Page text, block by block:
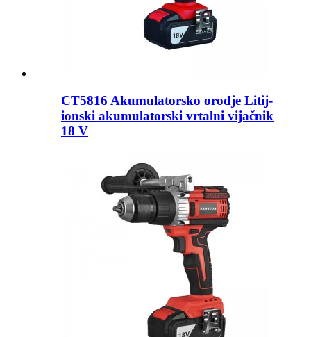
CT5816 Akumulatorsko orodje Litij-
ionski akumulatorski vrtalni vijačnik
18 V